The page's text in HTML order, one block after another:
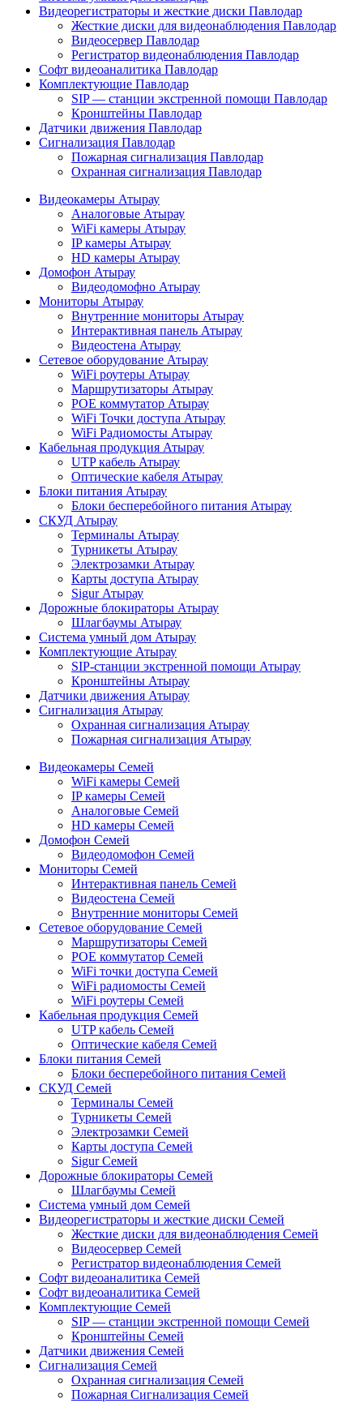
Видеорегистраторы и жесткие диски Павлодар
Жесткие диски для видеонаблюдения Павлодар
Видеосервер Павлодар
Регистратор видеонаблюдения Павлодар
Софт видеоаналитика Павлодар
Комплектующие Павлодар
SIP — станции экстренной помощи Павлодар
Кронштейны Павлодар
Датчики движения Павлодар
Сигнализация Павлодар
Пожарная сигнализация Павлодар
Охранная сигнализация Павлодар
Видеокамеры Атырау
Аналоговые Атырау
WiFi камеры Атырау
IP камеры Атырау
HD камеры Атырау
Домофон Атырау
Видеодомофно Атырау
Мониторы Атырау
Внутренние мониторы Атырау
Интерактивная панель Атырау
Видеостена Атырау
Сетевое оборудование Атырау
WiFi роутеры Атырау
Маршрутизаторы Атырау
POE коммутатор Атырау
WiFi Точки доступа Атырау
WiFi Радиомосты Атырау
Кабельная продукция Атырау
UTP кабель Атырау
Оптические кабеля Атырау
Блоки питания Атырау
Блоки бесперебойного питания Атырау
СКУД Атырау
Терминалы Атырау
Турникеты Атырау
Электрозамки Атырау
Карты доступа Атырау
Sigur Атырау
Дорожные блокираторы Атырау
Шлагбаумы Атырау
Система умный дом Атырау
Комплектующие Атырау
SIP-станции экстренной помощи Атырау
Кронштейны Атырау
Датчики движения Атырау
Сигнализация Атырау
Охранная сигнализация Атырау
Пожарная сигнализация Атырау
Видеокамеры Семей
WiFi камеры Семей
IP камеры Семей
Аналоговые Семей
HD камеры Семей
Домофон Семей
Видеодомофон Семей
Мониторы Семей
Интерактивная панель Семей
Видеостена Семей
Внутренние мониторы Семей
Сетевое оборудование Семей
Маршрутизаторы Семей
POE коммутатор Семей
WiFi точки доступа Семей
WiFi радиомосты Семей
WiFi роутеры Семей
Кабельная продукция Семей
UTP кабель Семей
Оптические кабеля Семей
Блоки питания Семей
Блоки бесперебойного питания Семей
СКУД Семей
Терминалы Семей
Турникеты Семей
Электрозамки Семей
Карты доступа Семей
Sigur Семей
Дорожные блокираторы Семей
Шлагбаумы Семей
Система умный дом Семей
Видеорегистраторы и жесткие диски Семей
Жесткие диски для видеонаблюдения Семей
Видеосервер Семей
Регистратор видеонаблюдения Семей
Софт видеоаналитика Семей
Софт видеоаналитика Семей
Комплектующие Семей
SIP — станции экстренной помощи Семей
Кронштейны Семей
Датчики движения Семей
Сигнализация Семей
Охранная сигнализация Семей
Пожарная Сигнализация Семей